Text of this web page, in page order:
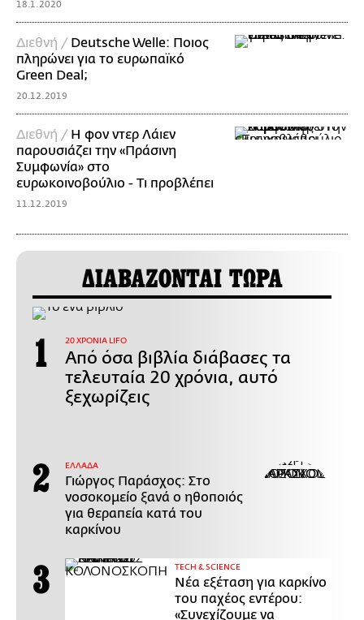
18.1.2020
Διεθνή / Deutsche Welle: Ποιος
πληρώνει για το ευρωπαϊκό
Green Deal;
20.12.2019
Διεθνή / H φον ντερ Λάιεν
παρουσιάζει την «Πράσινη
Συμφωνία» στο
ευρωκοινοβούλιο - Τι προβλέπει
11.12.2019
ΔΙΑΒΑΖΟΝΤΑΙ ΤΩΡΑ
20 ΧΡΟΝΙΑ LIFO
Από όσα βιβλία διάβασες τα
τελευταία 20 χρόνια, αυτό
ξεχωρίζεις
ΕΛΛΑΔΑ
Γιώργος Παράσχος: Στο
νοσοκομείο ξανά ο ηθοποιός
για θεραπεία κατά του
καρκίνου
ΤECH & SCIENCE
Νέα εξέταση για καρκίνο
του παχέος εντέρου:
«Συνεχίζουμε να